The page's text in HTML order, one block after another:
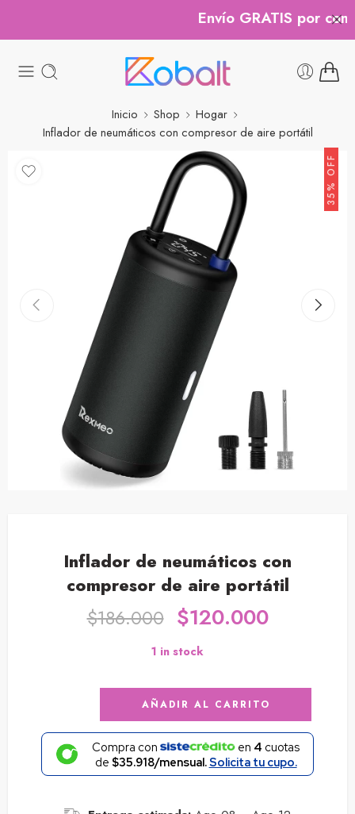
Envío GRATIS por
Inicio Shop
Hogar
Inflador de neumáticos con compresor de aire portátil
35% OFF
Inflador de neumáticos con
compresor de aire portátil
$186.000 $120.000
1 in stock
AÑADIR AL CARRITO
Compra con en 4 cuotas
de $35.918/mensual.Solicita tu cupo.